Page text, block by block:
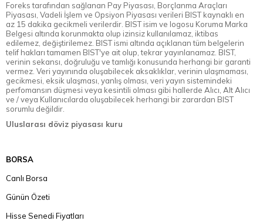
Foreks tarafından sağlanan Pay Piyasası, Borçlanma Araçları
Piyasası, Vadeli İşlem ve Opsiyon Piyasası verileri BIST kaynaklı en
az 15 dakika gecikmeli verilerdir. BIST isim ve logosu Koruma Marka
Belgesi altında korunmakta olup izinsiz kullanılamaz, iktibas
edilemez, değiştirilemez. BIST ismi altında açıklanan tüm belgelerin
telif hakları tamamen BIST'ye ait olup, tekrar yayınlanamaz. BIST,
verinin sekansı, doğruluğu ve tamlığı konusunda herhangi bir garanti
vermez. Veri yayınında oluşabilecek aksaklıklar, verinin ulaşmaması,
gecikmesi, eksik ulaşması, yanlış olması, veri yayın sistemindeki
perfomansın düşmesi veya kesintili olması gibi hallerde Alıcı, Alt Alıcı
ve / veya Kullanıcılarda oluşabilecek herhangi bir zarardan BIST
sorumlu değildir.
Uluslarası döviz piyasası kuru
BORSA
Canlı Borsa
Günün Özeti
Hisse Senedi Fiyatları